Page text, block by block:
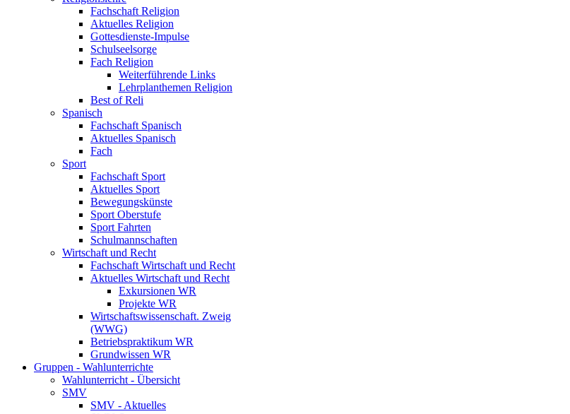
Fachschaft Religion
Aktuelles Religion
Gottesdienste-Impulse
Schulseelsorge
Fach Religion
Weiterführende Links
Lehrplanthemen Religion
Best of Reli
Spanisch
Fachschaft Spanisch
Aktuelles Spanisch
Fach
Sport
Fachschaft Sport
Aktuelles Sport
Bewegungskünste
Sport Oberstufe
Sport Fahrten
Schulmannschaften
Wirtschaft und Recht
Fachschaft Wirtschaft und Recht
Aktuelles Wirtschaft und Recht
Exkursionen WR
Projekte WR
Wirtschaftswissenschaft. Zweig
(WWG)
Betriebspraktikum WR
Grundwissen WR
Gruppen - Wahlunterrichte
Wahlunterricht - Übersicht
SMV
SMV - Aktuelles